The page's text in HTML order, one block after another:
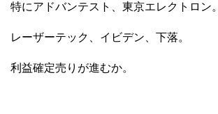
特にアドバンテスト、東京エレクトロン。
レーザーテック、イビデン、下落。
利益確定売りが進むか。